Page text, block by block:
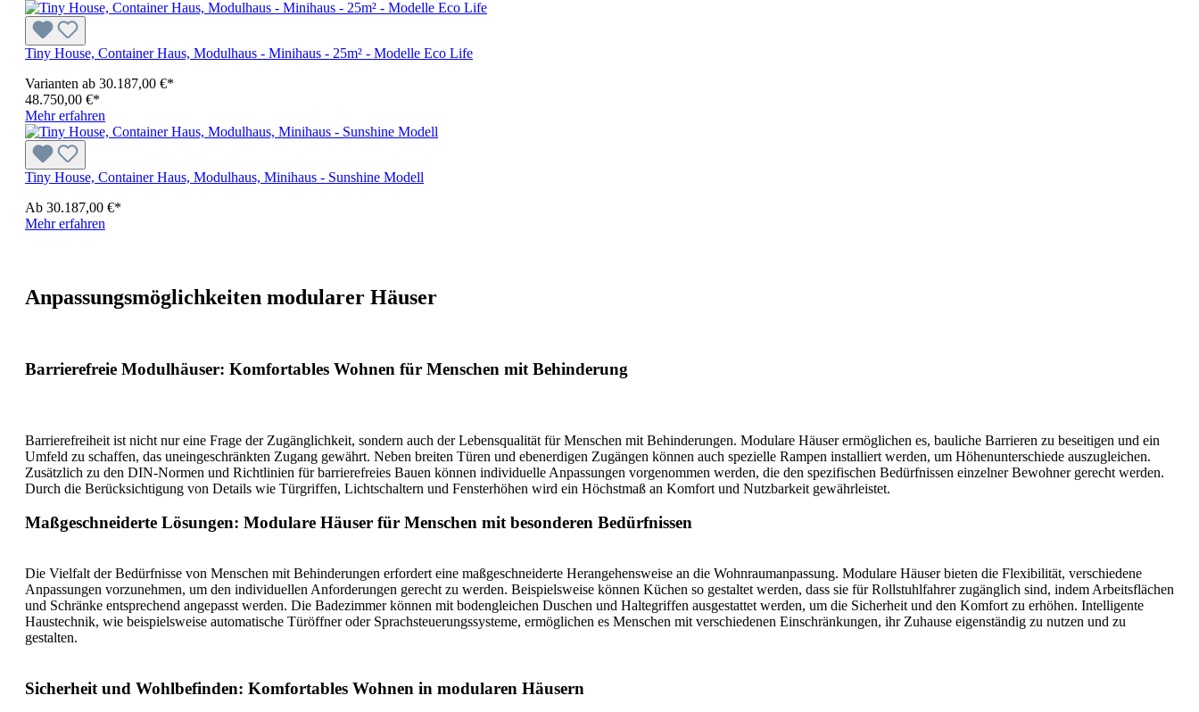
Tiny House, Container Haus, Modulhaus - Minihaus - 25m² - Modelle Eco Life
Varianten ab 30.187,00 €*
48.750,00 €*
Mehr erfahren
Tiny House, Container Haus, Modulhaus, Minihaus - Sunshine Modell
Ab 30.187,00 €*
Mehr erfahren
Anpassungsmöglichkeiten modularer Häuser
Barrierefreie Modulhäuser: Komfortables Wohnen für Menschen mit Behinderung
Barrierefreiheit ist nicht nur eine Frage der Zugänglichkeit, sondern auch der Lebensqualität für Menschen mit Behinderungen. Modulare Häuser ermöglichen es, bauliche Barrieren zu beseitigen und ein
Umfeld zu schaffen, das uneingeschränkten Zugang gewährt. Neben breiten Türen und ebenerdigen Zugängen können auch spezielle Rampen installiert werden, um Höhenunterschiede auszugleichen.
Zusätzlich zu den DIN-Normen und Richtlinien für barrierefreies Bauen können individuelle Anpassungen vorgenommen werden, die den spezifischen Bedürfnissen einzelner Bewohner gerecht werden.
Durch die Berücksichtigung von Details wie Türgriffen, Lichtschaltern und Fensterhöhen wird ein Höchstmaß an Komfort und Nutzbarkeit gewährleistet.
Maßgeschneiderte Lösungen: Modulare Häuser für Menschen mit besonderen Bedürfnissen
Die Vielfalt der Bedürfnisse von Menschen mit Behinderungen erfordert eine maßgeschneiderte Herangehensweise an die Wohnraumanpassung. Modulare Häuser bieten die Flexibilität, verschiedene
Anpassungen vorzunehmen, um den individuellen Anforderungen gerecht zu werden. Beispielsweise können Küchen so gestaltet werden, dass sie für Rollstuhlfahrer zugänglich sind, indem Arbeitsflächen
und Schränke entsprechend angepasst werden. Die Badezimmer können mit bodengleichen Duschen und Haltegriffen ausgestattet werden, um die Sicherheit und den Komfort zu erhöhen. Intelligente
Haustechnik, wie beispielsweise automatische Türöffner oder Sprachsteuerungssysteme, ermöglichen es Menschen mit verschiedenen Einschränkungen, ihr Zuhause eigenständig zu nutzen und zu
gestalten.
Sicherheit und Wohlbefinden: Komfortables Wohnen in modularen Häusern